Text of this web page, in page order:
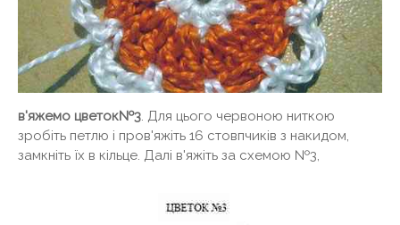
в'яжемо цветок№3. Для цього червоною ниткою
зробіть петлю і пров'яжіть 16 стовпчиків з накидом,
замкніть їх в кільце. Далі в'яжіть за схемою №3,